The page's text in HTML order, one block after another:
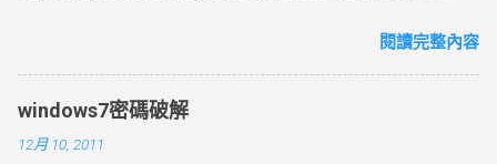
機在一個局域網中，這種方法是將你的VMware Workstation 接
主機有著同等地位的一台電腦 ，橋接模式可以享受所有可用的
服務；包括檔案服務、列印服務等等.也就是說在此模式下,局域
網中的電腦也能發現此電腦,并和虛擬機互聯. 如果你在新增虛擬
閱讀完整內容
windows7密碼破解
12月 10, 2011